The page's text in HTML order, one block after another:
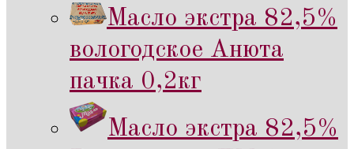
Масло экстра 82,5%
вологодское Анюта
пачка 0,2кг
Масло экстра 82,5%